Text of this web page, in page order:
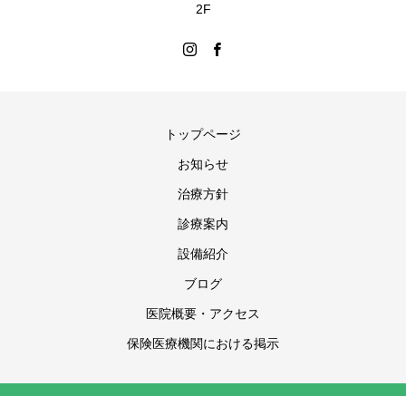
2F
トップページ
お知らせ
治療方針
診療案内
設備紹介
ブログ
医院概要・アクセス
保険医療機関における掲示